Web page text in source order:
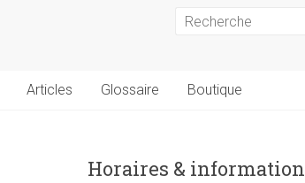
Articles Glossaire Boutique
Horaires & information